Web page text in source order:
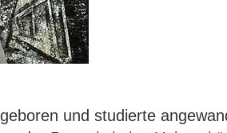
und studierte